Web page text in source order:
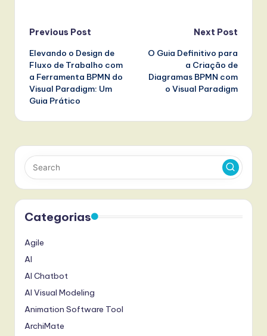
Post
navigation
Previous Post
Elevando o Design de
Fluxo de Trabalho com
a Ferramenta BPMN do
Visual Paradigm: Um
Guia Prático
Next Post
O Guia Definitivo para
a Criação de
Diagramas BPMN com
o Visual Paradigm
Categorias
Agile
AI
AI Chatbot
AI Visual Modeling
Animation Software Tool
ArchiMate